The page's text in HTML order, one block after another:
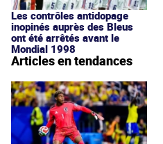
Les contrôles antidopage
inopinés auprès des Bleus
ont été arrêtés avant le
Mondial 1998
Articles en tendances